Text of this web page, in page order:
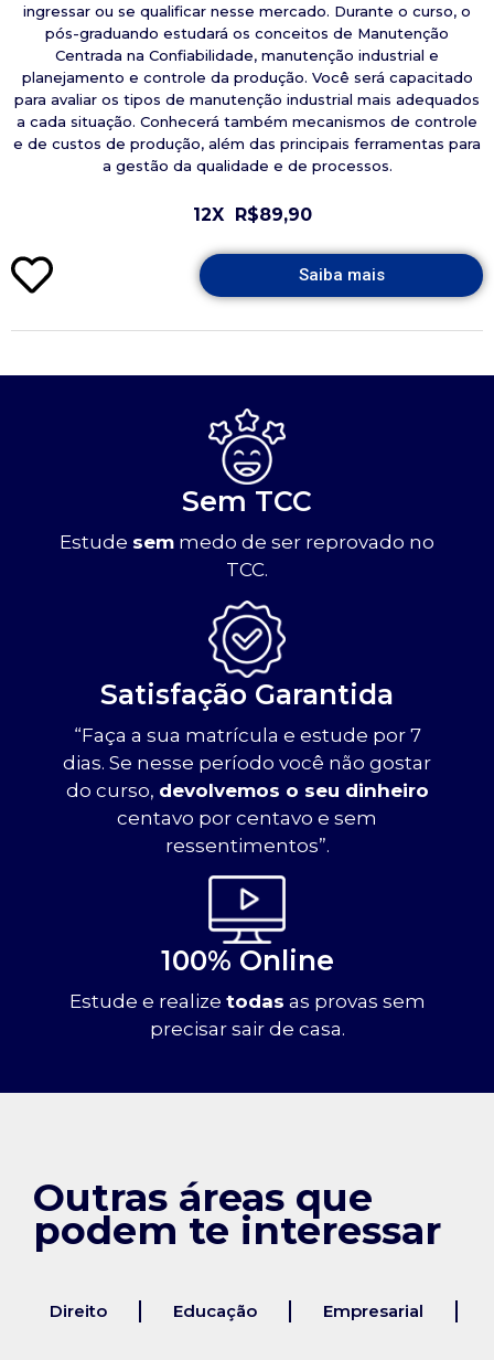
ingressar ou se qualificar nesse mercado. Durante o curso, o
pós-graduando estudará os conceitos de Manutenção
Centrada na Confiabilidade, manutenção industrial e
planejamento e controle da produção. Você será capacitado
para avaliar os tipos de manutenção industrial mais adequados
a cada situação. Conhecerá também mecanismos de controle
e de custos de produção, além das principais ferramentas para
a gestão da qualidade e de processos.
12X R$89,90
Saiba mais
Sem TCC
Estude sem medo de ser reprovado no
TCC.
Satisfação Garantida
“Faça a sua matrícula e estude por 7
dias. Se nesse período você não gostar
do curso, devolvemos o seu dinheiro
centavo por centavo e sem
ressentimentos”.
100% Online
Estude e realize todas as provas sem
precisar sair de casa.
Outras áreas que
podem te interessar
Direito Educação Empresarial